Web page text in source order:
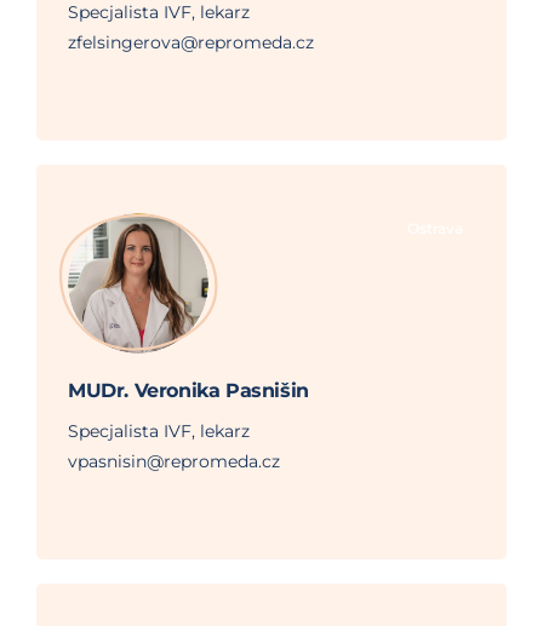
Specjalista IVF, lekarz
zfelsingerova@repromeda.cz
MUDr. Veronika Pasnišin
Specjalista IVF, lekarz
vpasnisin@repromeda.cz